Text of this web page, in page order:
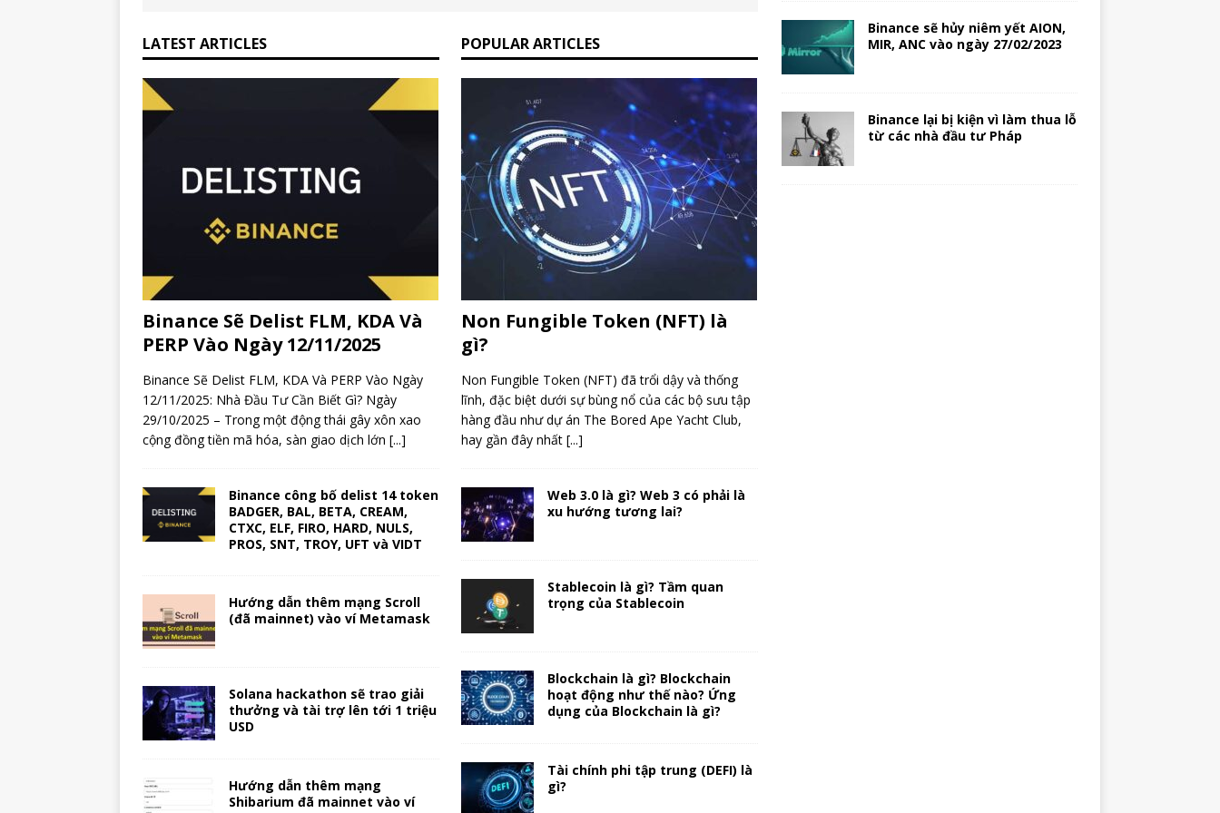
LATEST ARTICLES
Binance Sẽ Delist FLM, KDA Và
PERP Vào Ngày 12/11/2025
Binance Sẽ Delist FLM, KDA Và PERP Vào Ngày
12/11/2025: Nhà Đầu Tư Cần Biết Gì? Ngày
29/10/2025 – Trong một động thái gây xôn xao
cộng đồng tiền mã hóa, sàn giao dịch lớn [...]
Binance công bố delist 14 token
BADGER, BAL, BETA, CREAM,
CTXC, ELF, FIRO, HARD, NULS,
PROS, SNT, TROY, UFT và VIDT
Hướng dẫn thêm mạng Scroll
(đã mainnet) vào ví Metamask
Solana hackathon sẽ trao giải
thưởng và tài trợ lên tới 1 triệu
USD
Hướng dẫn thêm mạng
Shibarium đã mainnet vào ví
POPULAR ARTICLES
Non Fungible Token (NFT) là
gì?
Non Fungible Token (NFT) đã trổi dậy và thống
lĩnh, đặc biệt dưới sự bùng nổ của các bộ sưu tập
hàng đầu như dự án The Bored Ape Yacht Club,
hay gần đây nhất [...]
Web 3.0 là gì? Web 3 có phải là
xu hướng tương lai?
Stablecoin là gì? Tầm quan
trọng của Stablecoin
Blockchain là gì? Blockchain
hoạt động như thế nào? Ứng
dụng của Blockchain là gì?
Tài chính phi tập trung (DEFI) là
gì?
Binance sẽ hủy niêm yết AION,
MIR, ANC vào ngày 27/02/2023
Binance lại bị kiện vì làm thua lỗ
từ các nhà đầu tư Pháp